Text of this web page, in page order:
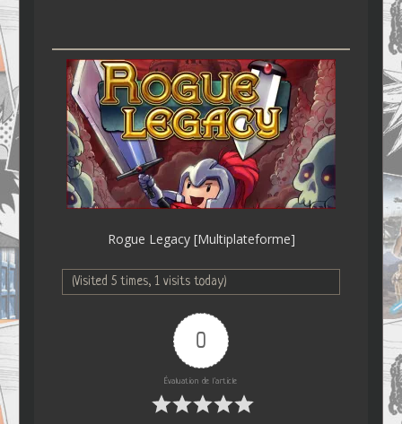
Rogue Legacy [Multiplateforme]
(Visited 5 times, 1 visits today)
0
Évaluation de l'article